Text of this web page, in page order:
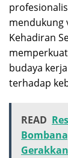
mendukung
Kehadiran
budaya
terhadap
READ